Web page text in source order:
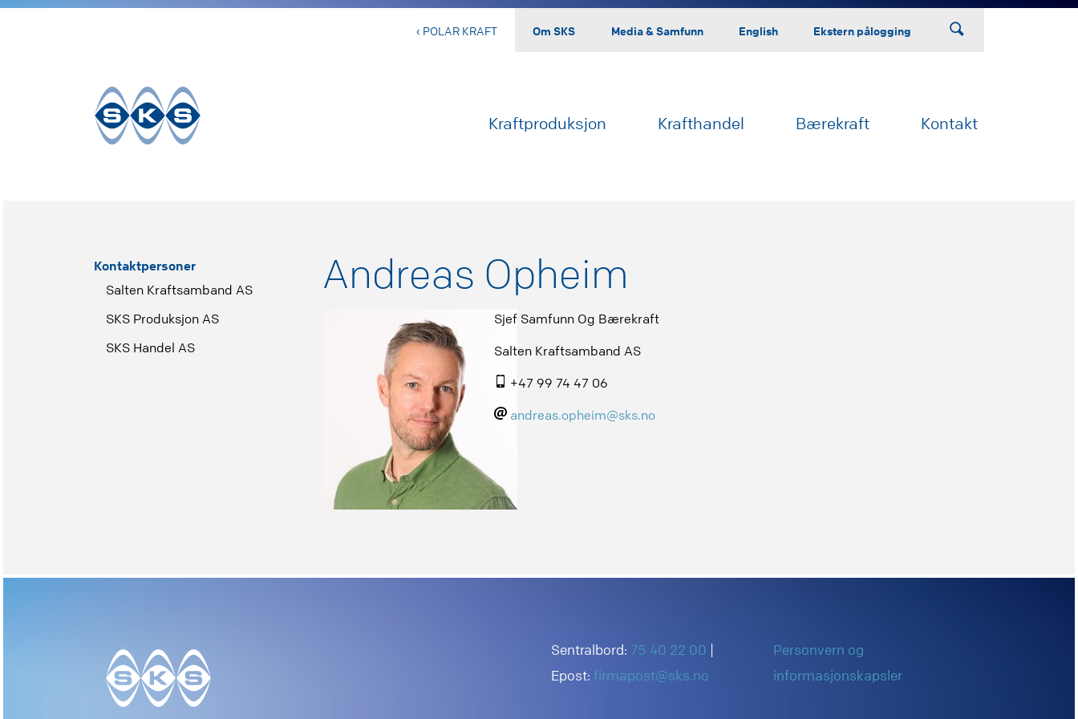
Til
‹ POLAR KRAFT Om SKS Media & Samfunn English Ekstern pålogging
Kraftproduksjon Krafthandel Bærekraft Kontakt
Kontaktpersoner
Salten Kraftsamband AS
SKS Produksjon AS
SKS Handel AS
Andreas Opheim
Sjef Samfunn Og Bærekraft
Salten Kraftsamband AS
+47 99 74 47 06
andreas.opheim@sks.no
Sentralbord: 75 40 22 00 |
Epost: firmapost@sks.no
Personvern og
informasjonskapsler